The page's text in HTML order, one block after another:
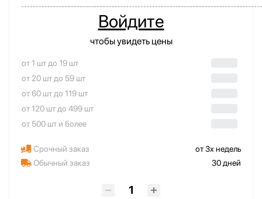
Войдите
чтобы увидеть цены
от 1 шт до 19 шт
от 20 шт до 59 шт
от 60 шт до 119 шт
от 120 шт до 499 шт
от 500 шт и более
Срочный заказ
от 3х недель
Обычный заказ
30 дней